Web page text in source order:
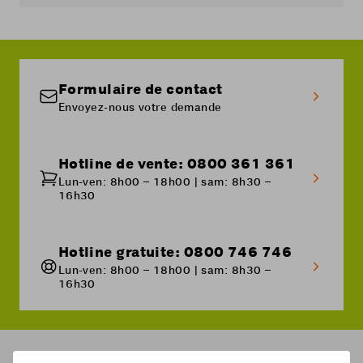
Si vous souhaitez naviguer encore plus
notreoption 5G Speed. Grâce à cette option,
vous naviguez à une vitesse jusqu'à 2 Gbit/s.
Formulaire de contact
Envoyez-nous votre demande
Hotline de vente: 0800 361 361
Lun-ven: 8h00 – 18h00 | sam: 8h30 –
16h30
Hotline gratuite: 0800 746 746
Lun-ven: 8h00 – 18h00 | sam: 8h30 –
16h30